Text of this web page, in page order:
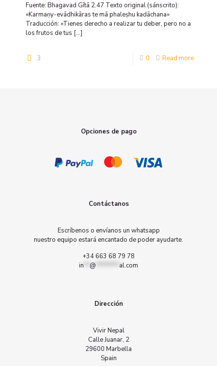
Fuente: Bhagavad Gītā 2.47 Texto original (sánscrito):
«Karmaṇy-evādhikāras te mā phaleṣhu kadāchana»
Traducción: «Tienes derecho a realizar tu deber, pero no a
los frutos de tus […]
3 0 Read more
Opciones de pago
Contáctanos
Escríbenos o envíanos un whatsapp
nuestro equipo estará encantado de poder ayudarte.
+34 663 68 79 78
in
@ al.com
Dirección
Vivir Nepal
Calle Juanar, 2
29600 Marbella
Spain